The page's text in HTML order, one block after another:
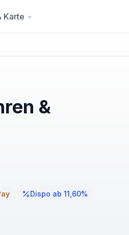
Karte
&
Dispo ab 11,60%